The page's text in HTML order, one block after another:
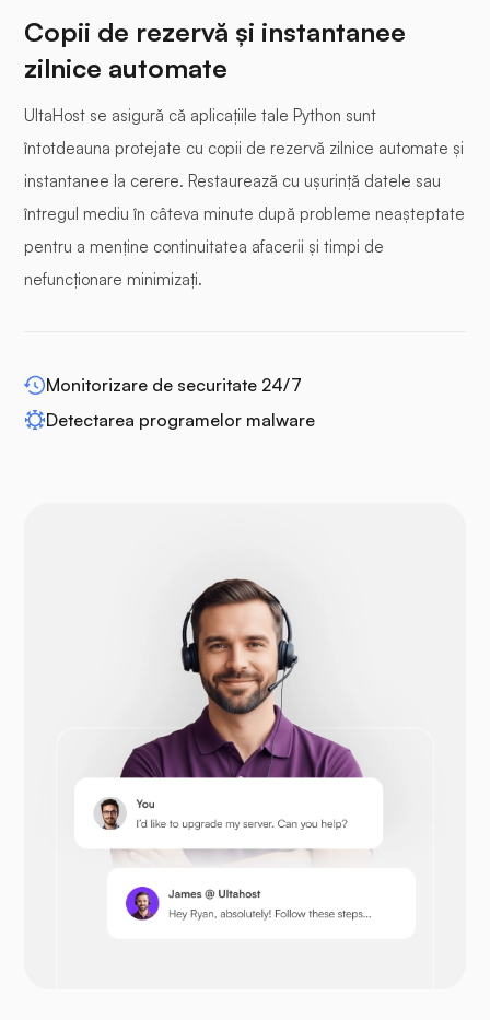
Panou tampon
WP-extendify
Drupal
Opencart
Prestashop
Nextcloud
Copii de rezervă și instantanee
zilnice automate
UltaHost se asigură că aplicațiile tale Python sunt
întotdeauna protejate cu copii de rezervă zilnice automate și
instantanee la cerere. Restaurează cu ușurință datele sau
întregul mediu în câteva minute după probleme neașteptate
pentru a menține continuitatea afacerii și timpi de
nefuncționare minimizați.
Monitorizare de securitate 24/7
Detectarea programelor malware